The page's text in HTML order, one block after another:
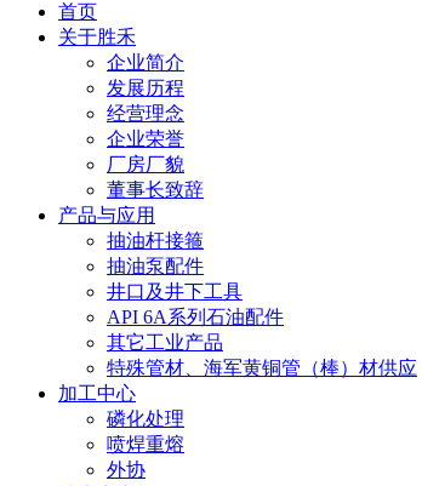
首页
关于胜禾
企业简介
发展历程
经营理念
企业荣誉
厂房厂貌
董事长致辞
产品与应用
抽油杆接箍
抽油泵配件
井口及井下工具
API 6A系列石油配件
其它工业产品
特殊管材、海军黄铜管（棒）材供应
加工中心
磷化处理
喷焊重熔
外协